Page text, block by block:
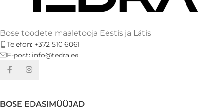
Bose toodete maaletooja Eestis ja Lätis
Telefon: +372 510 6061
E-post: info@tedra.ee
BOSE EDASIMÜÜJAD